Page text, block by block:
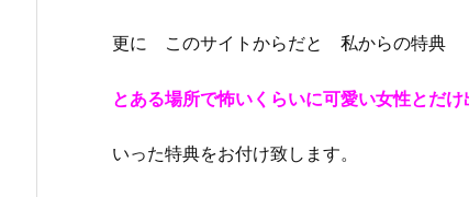
更に このサイトからだと 私からの特典
とある場所で怖いくらいに可愛い女性とだ
いった特典をお付け致します。